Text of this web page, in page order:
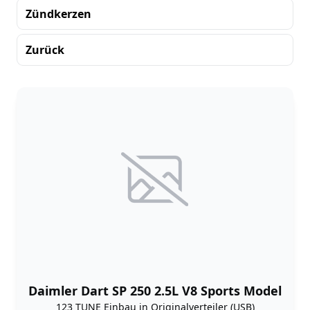
Zündkerzen
Zurück
Daimler Dart SP 250 2.5L V8 Sports Model
123 TUNE Einbau in Originalverteiler (USB)